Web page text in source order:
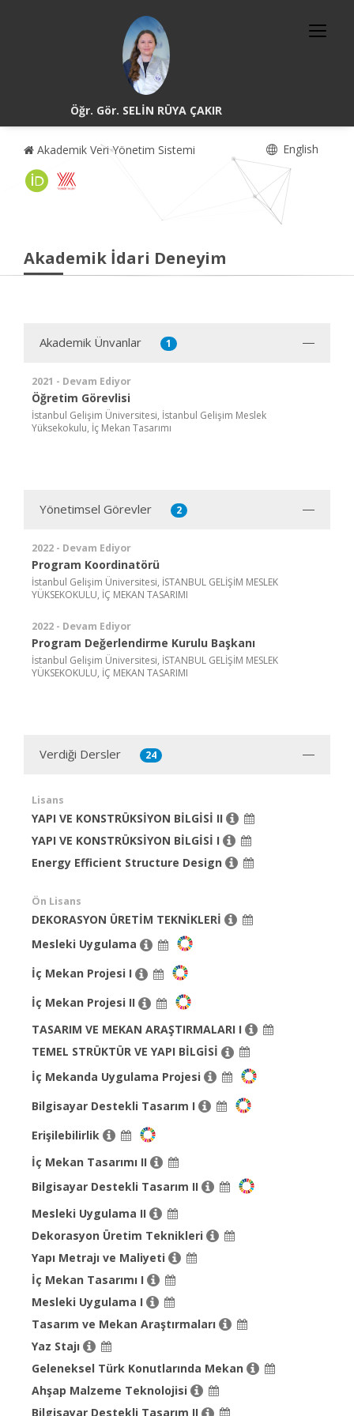
Öğr. Gör. SELİN RÜYA ÇAKIR
Akademik Veri Yönetim Sistemi English
Akademik İdari Deneyim
Akademik Ünvanlar 1
2021 - Devam Ediyor
Öğretim Görevlisi
İstanbul Gelişim Üniversitesi, İstanbul Gelişim Meslek
Yüksekokulu, İç Mekan Tasarımı
Yönetimsel Görevler 2
2022 - Devam Ediyor
Program Koordinatörü
İstanbul Gelişim Üniversitesi, İSTANBUL GELİŞİM MESLEK
YÜKSEKOKULU, İÇ MEKAN TASARIMI
2022 - Devam Ediyor
Program Değerlendirme Kurulu Başkanı
İstanbul Gelişim Üniversitesi, İSTANBUL GELİŞİM MESLEK
YÜKSEKOKULU, İÇ MEKAN TASARIMI
Verdiği Dersler 24
Lisans
YAPI VE KONSTRÜKSİYON BİLGİSİ II
YAPI VE KONSTRÜKSİYON BİLGİSİ I
Energy Efficient Structure Design
Ön Lisans
DEKORASYON ÜRETİM TEKNİKLERİ
Mesleki Uygulama
İç Mekan Projesi I
İç Mekan Projesi II
TASARIM VE MEKAN ARAŞTIRMALARI I
TEMEL STRÜKTÜR VE YAPI BİLGİSİ
İç Mekanda Uygulama Projesi
Bilgisayar Destekli Tasarım I
Erişilebilirlik
İç Mekan Tasarımı II
Bilgisayar Destekli Tasarım II
Mesleki Uygulama II
Dekorasyon Üretim Teknikleri
Yapı Metrajı ve Maliyeti
İç Mekan Tasarımı I
Mesleki Uygulama I
Tasarım ve Mekan Araştırmaları
Yaz Stajı
Geleneksel Türk Konutlarında Mekan
Ahşap Malzeme Teknolojisi
Bilgisayar Destekli Tasarım II